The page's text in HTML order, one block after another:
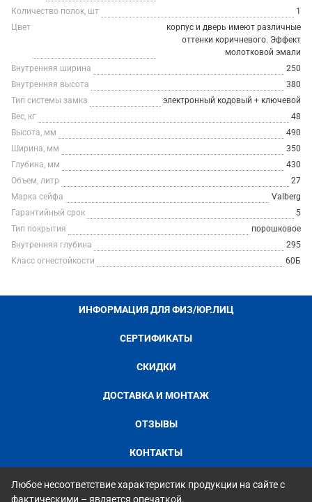
Количество полок, шт
1
Цвет
корпус и дверь имеют различные
оттенки коричневого. Эффект
молотковой эмали
Внутренняя ширина
250
Внутренняя высота
380
Тип системы замка
электронный кодовый + ключевой
Вес, кг
48
Высота, мм
490
Ширина, мм
350
Глубина, мм
430
Объем, литр
27
Марка сейфа
Valberg
Гарантийный срок
5
Тип покрытия
порошковое
Внутренняя глубина
295
Класс огнестойкости
60Б
ИНФОРМАЦИЯ ДЛЯ ФИЗ/ЮР.ЛИЦ
СЕРТИФИКАТЫ
СКИДКИ
ДОСТАВКА И МОНТАЖ
ОТЗЫВЫ
КОНТАКТЫ
Любое несоответствие характеристик продукции на сайте с
фактическими – является опечаткой.